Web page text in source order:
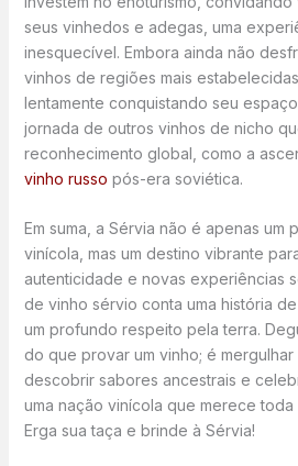
seus vinhedos e adegas, uma
inesquecível. Embora ainda não
vinhos de regiões mais
lentamente conquistando seu
jornada de outros vinhos de nicho
reconhecimento global, como a
vinho russo pós-era soviética.
Em suma, a Sérvia não é apenas um
vinícola, mas um destino vibrante
autenticidade e novas experiências
de vinho sérvio conta uma história
um profundo respeito pela terra.
do que provar um vinho; é mergulhar
descobrir sabores ancestrais e
uma nação vinícola que merece
Erga sua taça e brinde à Sérvia!